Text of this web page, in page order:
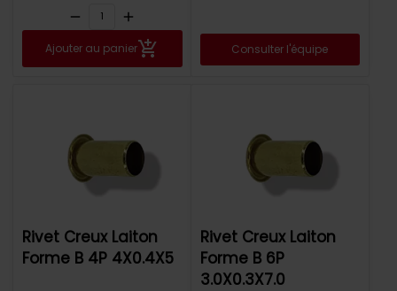
remove add
Ajouter au panier Consulter l'équipe
Rivet Creux Laiton
Forme B 4P 4X0.4X5
Rivet Creux Laiton
Forme B 6P
3.0X0.3X7.0